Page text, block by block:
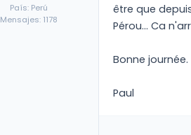
País: Perú
Mensajes: 1178
être que
Pérou... Ca
Bonne
Paul